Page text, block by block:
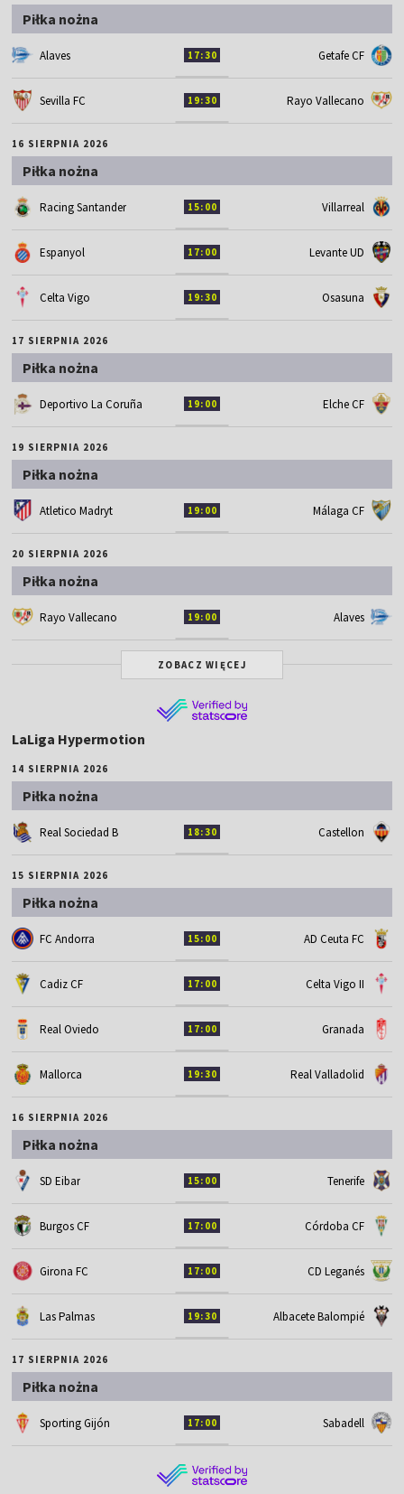
Piłka nożna
Alaves 17:30 Getafe CF
Sevilla FC 19:30 Rayo Vallecano
16 SIERPNIA 2026
Piłka nożna
Racing Santander 15:00 Villarreal
Espanyol 17:00 Levante UD
Celta Vigo 19:30 Osasuna
17 SIERPNIA 2026
Piłka nożna
Deportivo La Coruña 19:00 Elche CF
19 SIERPNIA 2026
Piłka nożna
Atletico Madryt 19:00 Málaga CF
20 SIERPNIA 2026
Piłka nożna
Rayo Vallecano 19:00 Alaves
ZOBACZ WIĘCEJ
LaLiga Hypermotion
14 SIERPNIA 2026
Piłka nożna
Real Sociedad B 18:30 Castellon
15 SIERPNIA 2026
Piłka nożna
FC Andorra 15:00 AD Ceuta FC
Cadiz CF 17:00 Celta Vigo II
Real Oviedo 17:00 Granada
Mallorca 19:30 Real Valladolid
16 SIERPNIA 2026
Piłka nożna
SD Eibar 15:00 Tenerife
Burgos CF 17:00 Córdoba CF
Girona FC 17:00 CD Leganés
Las Palmas 19:30 Albacete Balompié
17 SIERPNIA 2026
Piłka nożna
Sporting Gijón 17:00 Sabadell